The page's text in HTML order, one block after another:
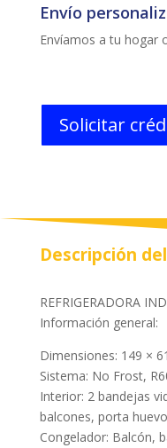
Envío
Envíamos a tu hogar
Solicitar
Descripción
REFRIGERADORA
Información general:
Dimensiones: 149 ×
Sistema: No Frost,
Interior: 2 bandejas
balcones, porta
Congelador: Balcón,